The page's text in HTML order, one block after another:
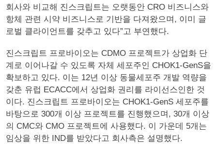
회사와 비교해 진스크립트는 오랫동안 CRO 비즈니스와
항체 관련 시약 비즈니스로 기반을 다져왔으며, 이미 글
로벌 클라이언트를 갖추고 있다”고 부연했다.
진스크립트 프로바이오는 CDMO 프로젝트가 상업화 단
계로 이어나갈 수 있도록 자체 세포주인 CHOK1-GenS을
확보하고 있다. 이는 12년 이상 동물세포주 개발 역량을
갖춘 유럽 ECACC에서 상업화 권리를 라이선스인한 것
이다. 진스크립트 프로바이오는 CHOK1-GenS 세포주를
바탕으로 300개 이상 프로젝트를 진행했으며, 30개 이상
의 CMC와 CMO 프로젝트에 사용했다. 이 가운데 5개는
임상을 위한 IND를 받았다고 회사측은 설명했다.